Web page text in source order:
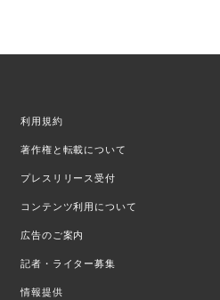
利用規約
著作権と転載について
プレスリリース受付
コンテンツ利用について
広告のご案内
記者・ライター募集
情報提供